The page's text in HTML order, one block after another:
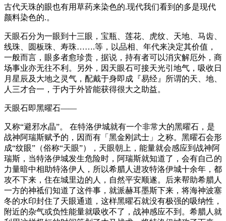
古代天珠的眼也有用草药来染色的.现代我们看到的多是现代
颜料染色的.。
天眼石分为一眼到十三眼，宝瓶、莲花、虎纹、天地、马齿、
线珠、圆板珠、寿珠…….等，以品相、年代来决定其价值，
一般而言，眼多者愈珍贵，据说，持有者可以消灾解厄外，商
场事业亦无往不利。另外，因天眼石可接天光引地气，吸收日
月星辰及大地之灵气，配戴于身即成『易经』所谓的天、地、
人三才合一，于内于外皆能获得很大之助益。
天眼石即黑曜石——
又称“避邪水晶”。 在特洛伊城就有一个非常大的黑曜石，是
战神阿瑞斯赋予的，因而有「黑金刚武士」之称。黑曜石会形
成“纹眼”（俗称“天眼”），天眼朝上，能量就会感应到战神阿
瑞斯，当特洛伊城发生危险时，阿瑞斯就知道了，会有自己的
力量暗中相助特洛伊人，所以希腊人进攻特洛伊城十余年，都
攻不下来，住在城里边的人，自然平安顺遂。后来帮助希腊人
一方的神祗们知道了这件事，就派赫耳墨斯下来，将海神波塞
冬的水印封住了天眼通道，这样黑曜石就没有极强的吸纳性，
附近的杂气或负性能量就吸收不了，战神感应不到。希腊人就